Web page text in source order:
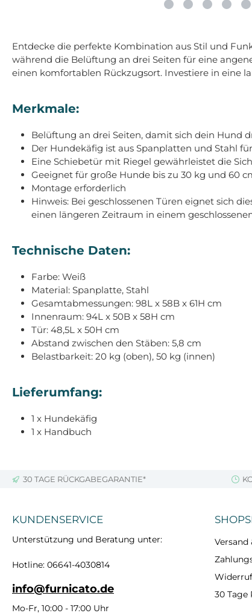
Entdecke die perfekte Kombination aus Stil und
während die Belüftung an drei Seiten für eine
einen komfortablen Rückzugsort. Investiere in eine
Merkmale:
Belüftung an drei Seiten, damit sich dein Hund
Der Hundekäfig ist aus Spanplatten und Stahl
Eine Schiebetür mit Riegel gewährleistet die
Geeignet für große Hunde bis zu 30 kg und 60
Montage erforderlich
Hinweis: Bei geschlossenen Türen eignet sich
einen längeren Zeitraum in einem
Technische Daten:
Farbe: Weiß
Material: Spanplatte, Stahl
Gesamtabmessungen: 98L x 58B x 61H cm
Innenraum: 94L x 50B x 58H cm
Tür: 48,5L x 50H cm
Abstand zwischen den Stäben: 5,8 cm
Belastbarkeit: 20 kg (oben), 50 kg (innen)
Lieferumfang:
1 x Hundekäfig
1 x Handbuch
30 TAGE RÜCKGABEGARANTIE*
KUNDENSERVICE
Unterstützung und Beratung unter:
Hotline: 06641-4030814
info@furnicato.de
Mo-Fr, 10:00 - 17:00 Uhr
Versand
30 Tage